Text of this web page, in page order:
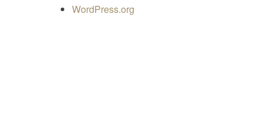
WordPress.org